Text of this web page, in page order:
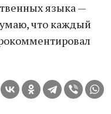
языка —
что каждый